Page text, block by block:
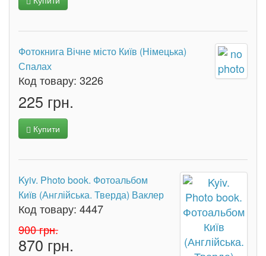
Фотокнига Вічне місто Київ (Німецька)
Спалах
Код товару: 3226
225 грн.
Купити
Kyiv. Photo book. Фотоальбом
Київ (Англійська. Тверда) Ваклер
Код товару: 4447
900 грн.
870 грн.